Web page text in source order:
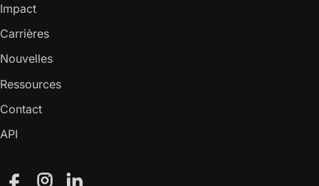
Impact
Carrières
Nouvelles
Ressources
Contact
API
FacebookInstagramLinkedIn